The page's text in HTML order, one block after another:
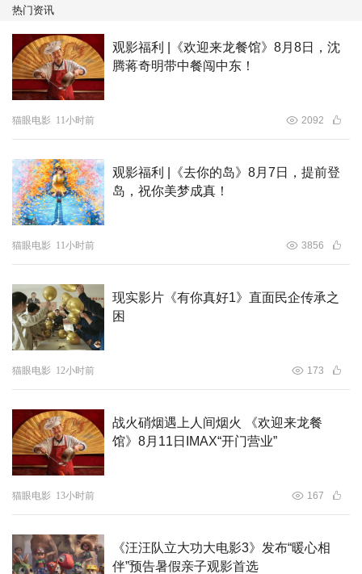
3.许可每一种人生，片尾彩蛋全民共创
作为一部兼具喜剧气质与现实温度的作品，影片最大的亮点的是对
母女关系的“反向哺育”式呈现——许可没有被动接受母亲的过度关
怀，反而以年轻人的方式，带母亲体验新的生活、打破传统观念束
片尾彩蛋共创计划，邀请观众上传30秒视频，表达“最想许可的
事”，入选内容将直接植入电影片尾，让观众成为影片的一部分，进
一步拉近与观众的距离。此外，白客、李雪琴特别出演，也为影片
增添了更多喜剧看点与烟火气息。
观影福利
【参与方式】
回复：我，许可
热门资讯
观影福利 |《欢迎来龙餐馆》8月8日，沈
腾蒋奇明带中餐闯中东！
猫眼电影 11小时前 2092
观影福利 |《去你的岛》8月7日，提前登
岛，祝你美梦成真！
猫眼电影 11小时前 3856
现实影片《有你真好1》直面民企传承之
困
猫眼电影 12小时前 173
战火硝烟遇上人间烟火 《欢迎来龙餐
馆》8月11日IMAX“开门营业”
猫眼电影 13小时前 167
《汪汪队立大功大电影3》发布“暖心相
伴”预告暑假亲子观影首选